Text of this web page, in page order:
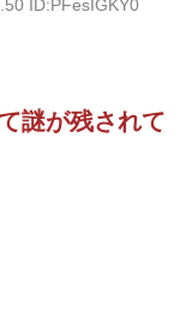
ID:PFesIGKY0
謎が残されて